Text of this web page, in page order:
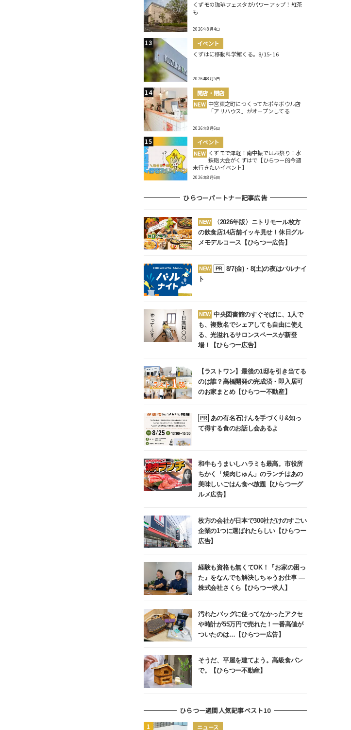
くずモの珈琲フェスタがパワーアップ！紅茶
も
2026年8月4日
イベント
くずはに移動科学館くる。8/15･16
2026年8月5日
開店・閉店
NEW 中宮東之町につくってたポキボウル店
「アリハウス」がオープンしてる
2026年8月6日
イベント
NEW くずモで津軽！南中振ではお祭り！水
鉄砲大会がくずはで【ひらつー的今週
末行きたいイベント】
2026年8月6日
ひらつーパートナー記事広告
NEW
〈2026年版〉ニトリモール枚方
の飲食店14店舗イッキ見せ！休日グル
メモデルコース【ひらつー広告】
NEW PR
8/7(金)・8(土)の夜はバルナイ
ト
NEW 中央図書館のすぐそばに、1人で
も、複数名でシェアしても自由に使え
る、光溢れるサロンスペースが新登
場！【ひらつー広告】
【ラストワン】最後の1邸を引き当てる
のは誰？高橋開発の完成済・即入居可
のお家まとめ【ひらつー不動産】
PR
あの有名石けんを手づくり&知っ
て得する食のお話し会あるよ
和牛もうまいしハラミも最高。市役所
ちかく「焼肉じゅん」のランチはあの
美味しいごはん食べ放題【ひらつーグ
ルメ広告】
枚方の会社が日本で300社だけのすごい
企業の1つに選ばれたらしい【ひらつー
広告】
経験も資格も無くてOK！『お家の困っ
た』をなんでも解決しちゃうお仕事 ―
株式会社さくら【ひらつー求人】
汚れたバッグに使ってなかったアクセ
や時計が55万円で売れた！一番高値が
ついたのは…【ひらつー広告】
そうだ、平屋を建てよう。高級食パン
で。【ひらつー不動産】
ひらつー週間人気記事ベスト10
ニュース